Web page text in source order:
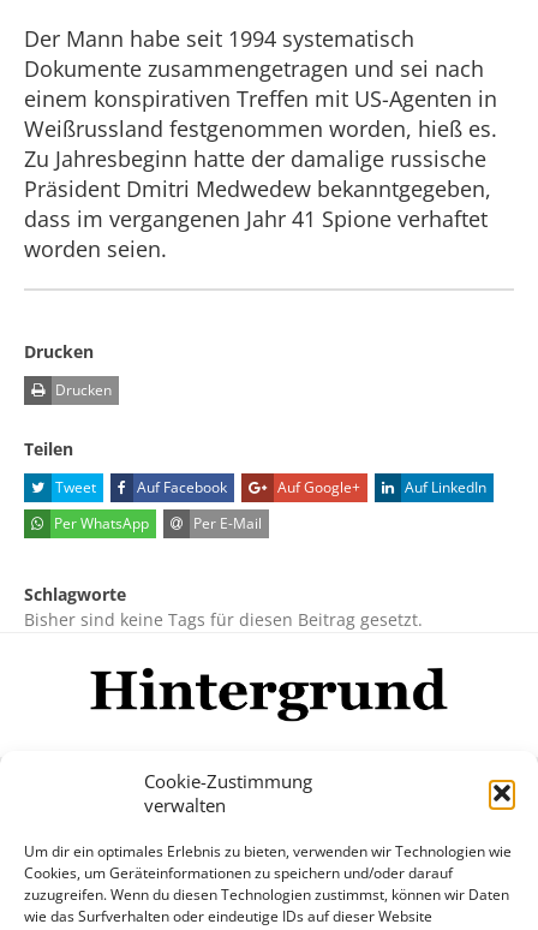
Cookie-Zustimmung
verwalten
Um dir ein optimales Erlebnis zu bieten, verwenden wir Technologien wie
Cookies, um Geräteinformationen zu speichern und/oder darauf
zuzugreifen. Wenn du diesen Technologien zustimmst, können wir Daten
wie das Surfverhalten oder eindeutige IDs auf dieser Website
Der Mann habe seit 1994 systematisch
Dokumente zusammengetragen und sei nach
einem konspirativen Treffen mit US-Agenten in
Weißrussland festgenommen worden, hieß es.
Zu Jahresbeginn hatte der damalige russische
Präsident Dmitri Medwedew bekanntgegeben,
dass im vergangenen Jahr 41 Spione verhaftet
worden seien.
Drucken
Drucken
Teilen
Tweet Auf Facebook Auf Google+
Auf LinkedIn
Per WhatsApp
Per E-Mail
Schlagworte
Bisher sind keine Tags für diesen Beitrag gesetzt.
Mehr